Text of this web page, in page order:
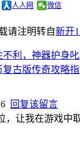
人人网 微信
请注明转自新开
利，神器护身
古版传奇攻略
回复该留言
，让我在游戏中